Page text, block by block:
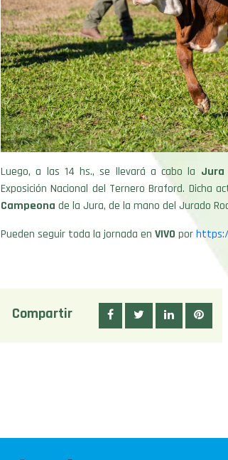
Luego, a las 14 hs., se llevará a cabo la
Exposición Nacional del Ternero Braford. Dicha
Campeona de la Jura, de la mano del Jurado
Pueden seguir toda la jornada en VIVO por
Compartir